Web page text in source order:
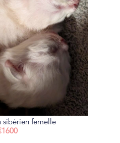
sibérien femelle